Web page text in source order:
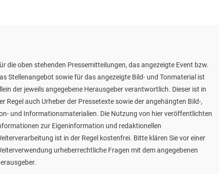
die oben stehenden Pressemitteilungen, das angezeigte Event bzw.
Stellenangebot sowie für das angezeigte Bild- und Tonmaterial ist
der jeweils angegebene Herausgeber verantwortlich. Dieser ist in
Regel auch Urheber der Pressetexte sowie der angehängten Bild-,
und Informationsmaterialien. Die Nutzung von hier veröffentlichten
zur Eigeninformation und redaktionellen
ist in der Regel kostenfrei. Bitte klären Sie vor einer
urheberrechtliche Fragen mit dem angegebenen